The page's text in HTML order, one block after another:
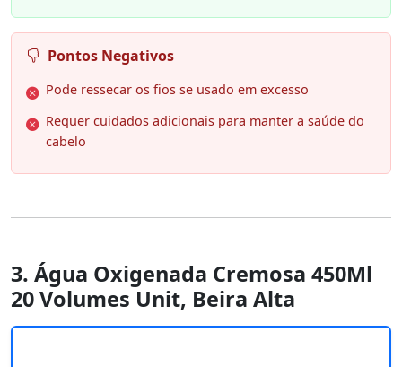
Pontos Negativos
Pode ressecar os fios se usado em excesso
Requer cuidados adicionais para manter a saúde do
cabelo
3. Água Oxigenada Cremosa 450Ml
20 Volumes Unit, Beira Alta